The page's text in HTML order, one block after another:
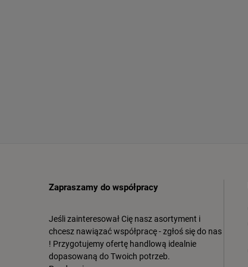
Zapraszamy do współpracy
Jeśli zainteresował Cię nasz asortyment i
chcesz nawiązać współpracę - zgłoś się do nas
! Przygotujemy ofertę handlową idealnie
dopasowaną do Twoich potrzeb.